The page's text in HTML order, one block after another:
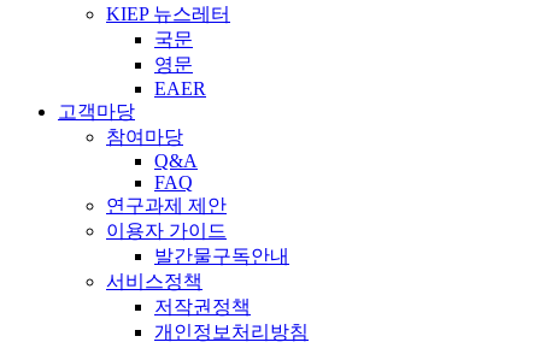
KIEP 뉴스레터
국문
영문
EAER
고객마당
참여마당
Q&A
FAQ
연구과제 제안
이용자 가이드
발간물구독안내
서비스정책
저작권정책
개인정보처리방침